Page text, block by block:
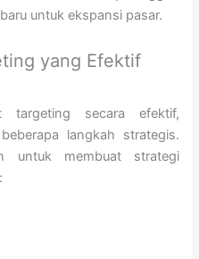
untuk ekspansi pasar.
yang Efektif
targeting secara efektif,
langkah strategis.
untuk membuat strategi